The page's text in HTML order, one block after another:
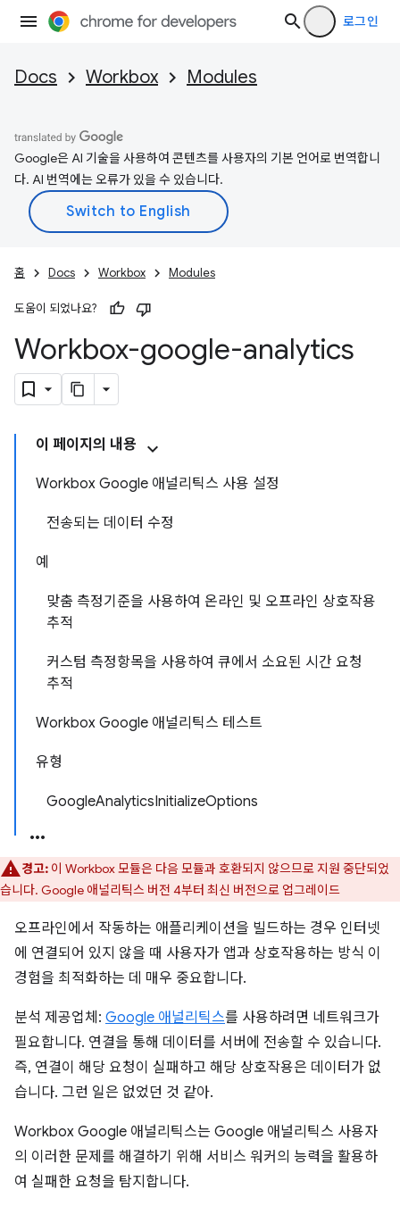
로그인
Docs Workbox Modules
Google은 AI 기술을 사용하여 콘텐츠를 사용자의 기본 언어로 번역합니
다. AI 번역에는 오류가 있을 수 있습니다.
홈 Docs Workbox Modules
도움이 되었나요?
Workbox-google-analytics
이 페이지의 내용
Workbox Google 애널리틱스 사용 설정
전송되는 데이터 수정
예
맞춤 측정기준을 사용하여 온라인 및 오프라인 상호작용
추적
커스텀 측정항목을 사용하여 큐에서 소요된 시간 요청
추적
Workbox Google 애널리틱스 테스트
유형
GoogleAnalyticsInitializeOptions
경고: 이 Workbox 모듈은 다음 모듈과 호환되지 않으므로 지원 중단되었
습니다. Google 애널리틱스 버전 4부터 최신 버전으로 업그레이드
오프라인에서 작동하는 애플리케이션을 빌드하는 경우 인터넷
에 연결되어 있지 않을 때 사용자가 앱과 상호작용하는 방식 이
경험을 최적화하는 데 매우 중요합니다.
분석 제공업체: Google 애널리틱스를 사용하려면 네트워크가
필요합니다. 연결을 통해 데이터를 서버에 전송할 수 있습니다.
즉, 연결이 해당 요청이 실패하고 해당 상호작용은 데이터가 없
습니다. 그런 일은 없었던 것 같아.
Workbox Google 애널리틱스는 Google 애널리틱스 사용자
의 이러한 문제를 해결하기 위해 서비스 워커의 능력을 활용하
여 실패한 요청을 탐지합니다.